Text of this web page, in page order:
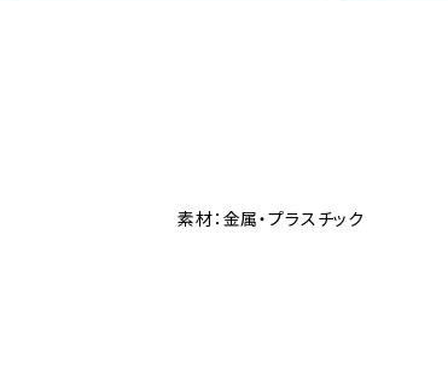
素材：金属・プラスチック